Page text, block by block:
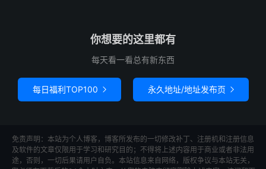
你想要的这里都有
每天看一看总有新东西
每日福利TOP100  永久地址/地址发布页 
免责声明：本站为个人博客，博客所发布的一切修改补丁、注册机和注册信息
及软件的文章仅限用于学习和研究目的；不得将上述内容用于商业或者非法用
途，否则，一切后果请用户自负。本站信息来自网络，版权争议与本站无关，